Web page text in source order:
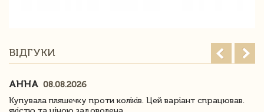
ВІДГУКИ
АННА 08.08.2026
Купувала пляшечку проти коліків. Цей варіант спрацював.